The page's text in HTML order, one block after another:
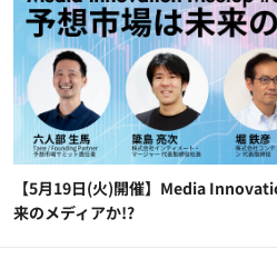
【5月19日(火)開催】Media
来のメディアか!?